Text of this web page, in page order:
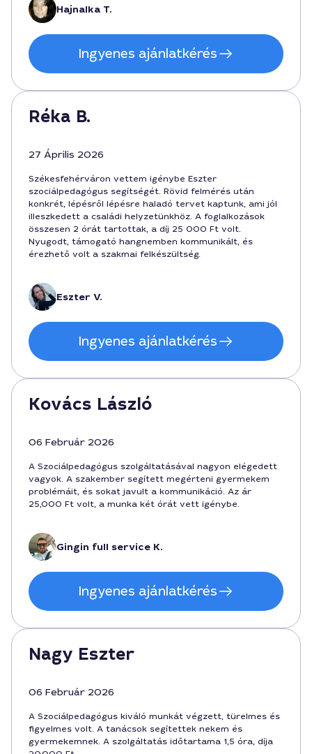
Hajnalka T.
Ingyenes ajánlatkérés
Réka B.
27 Április 2026
Székesfehérváron vettem igénybe Eszter
szociálpedagógus segítségét. Rövid felmérés után
konkrét, lépésről lépésre haladó tervet kaptunk, ami jól
illeszkedett a családi helyzetünkhöz. A foglalkozások
összesen 2 órát tartottak, a díj 25 000 Ft volt.
Nyugodt, támogató hangnemben kommunikált, és
érezhető volt a szakmai felkészültség.
Eszter V.
Ingyenes ajánlatkérés
Kovács László
06 Február 2026
A Szociálpedagógus szolgáltatásával nagyon elégedett
vagyok. A szakember segített megérteni gyermekem
problémáit, és sokat javult a kommunikáció. Az ár
25,000 Ft volt, a munka két órát vett igénybe.
Gingin full service K.
Ingyenes ajánlatkérés
Nagy Eszter
06 Február 2026
A Szociálpedagógus kiváló munkát végzett, türelmes és
figyelmes volt. A tanácsok segítettek nekem és
gyermekemnek. A szolgáltatás időtartama 1,5 óra, díja